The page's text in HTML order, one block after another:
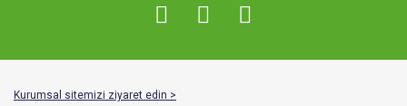
Kurumsal sitemizi ziyaret edin >